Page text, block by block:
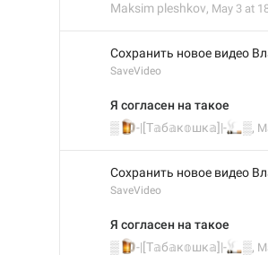
Maksim pleshkov, May 3 at
Сохранить новое видео
SaveVideo
Я согласен на такое
‎▒
🍺-|[Т𝕒б𝕒к𝕠шк𝕒]|-
🚬
‎▒,
Сохранить новое видео
SaveVideo
Я согласен на такое
‎▒
🍺-|[Т𝕒б𝕒к𝕠шк𝕒]|-
🚬
‎▒,